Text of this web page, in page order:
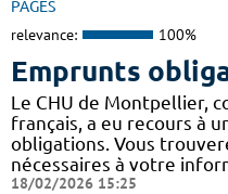
PAGES
relevance: 100%
Emprunts
Le CHU de Montpellier,
français, a eu recours à
obligations. Vous
nécessaires à votre
18/02/2026 15:25